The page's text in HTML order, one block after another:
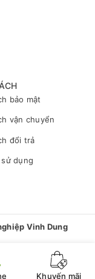
bảo mật
vận chuyển
đổi trả
dụng
Vinh Dung
Khuyến mãi